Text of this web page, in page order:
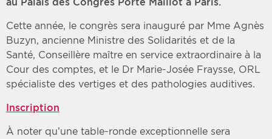
Cette année, le congrès sera inauguré par Mme Agnès
Buzyn, ancienne Ministre des Solidarités et de la
Santé, Conseillère maître en service extraordinaire à la
Cour des comptes, et le Dr Marie-Josée Fraysse, ORL
spécialiste des vertiges et des pathologies auditives.
Inscription
À noter qu’une table-ronde exceptionnelle sera